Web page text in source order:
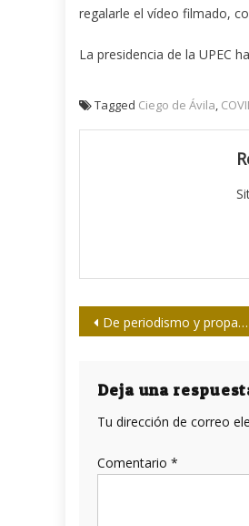
regalarle el vídeo filmado,
La presidencia de la UPEC
Tagged Ciego de Ávila,
Navegación
entradas
De periodismo y propaganda
Deja una
Tu dirección de correo
Comentario *